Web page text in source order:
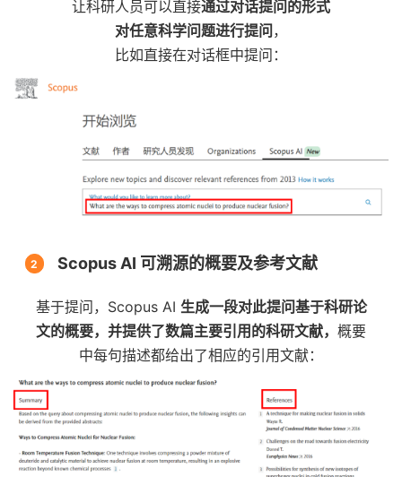
让科研人员可以直接通过对话提问的形式
对任意科学问题进行提问 ，
比如直接在对话框中提问：
2 Scopus AI 可溯源的概要及参考文献
基于提问，Scopus AI 生成一段对此提问基于科研论
文的概要， 并提供了数篇主要引用的科研文献， 概要
中每句描述都给出了相应的引用文献：